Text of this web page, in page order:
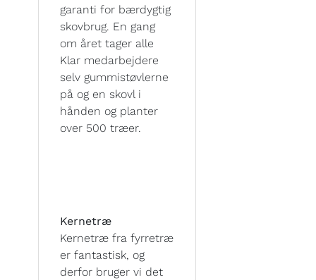
garanti for bærdygtig
skovbrug. En gang
om året tager alle
Klar medarbejdere
selv gummistøvlerne
på og en skovl i
hånden og planter
over 500 træer.
Kernetræ
Kernetræ fra fyrretræ
er fantastisk, og
derfor bruger vi det